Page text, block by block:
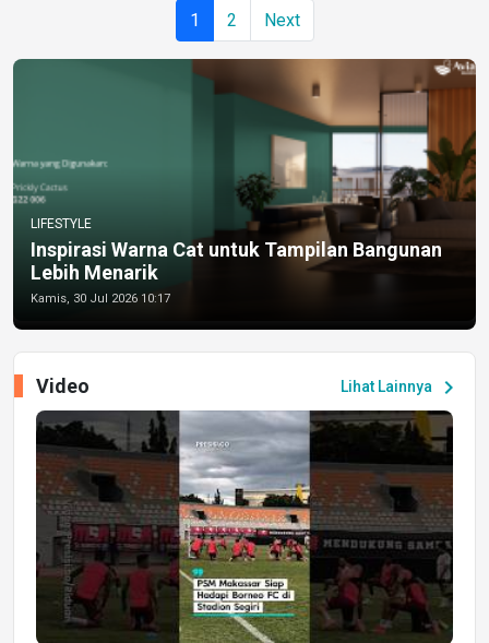
1 2 Next
LIFESTYLE
Inspirasi Warna Cat untuk Tampilan Bangunan
Lebih Menarik
Kamis, 30 Jul 2026 10:17
Lihat Lainnya chevron_right
Video